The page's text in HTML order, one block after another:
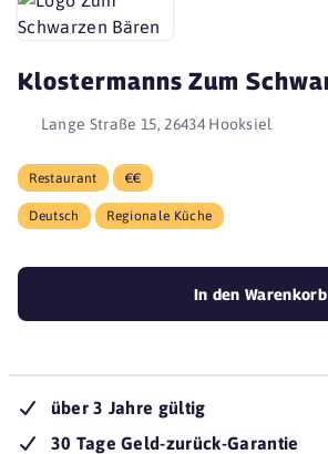
Klostermanns Zum
Lange Straße 15, 26434 Hooksiel
Restaurant €€
Deutsch Regionale Küche
In den Warenkorb
über 3 Jahre gültig
30 Tage Geld-zurück-Garantie